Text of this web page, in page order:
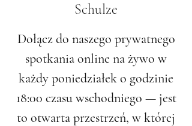
Schulze
Dołącz do naszego prywatnego
spotkania online na żywo w
każdy poniedziałek o godzinie
18:00 czasu wschodniego — jest
to otwarta przestrzeń, w której